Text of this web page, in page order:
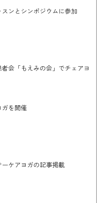
ンとシンポジウムに参加
会「もえみの会」でチェアヨ
を開催
ケアヨガの記事掲載